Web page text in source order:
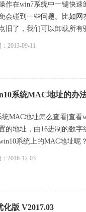
作在win7系统中一键快
会碰到一些问题。比如
旧了，我们可以卸载所
2013-09-11
系统MAC地址的办
统MAC地址怎么查看|查
的地址，由16进制的数
系统上的MAC地址呢
2016-12-03
化版 V2017.03